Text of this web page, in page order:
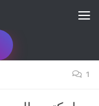
1